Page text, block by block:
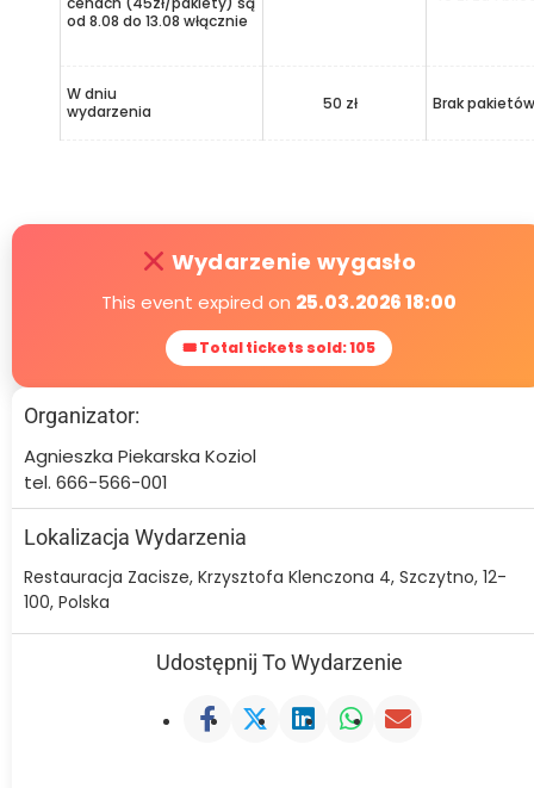
od 8.08 do 13.08 włącznie
W dniu
wydarzenia
50 zł Brak pakietów
Wydarzenie wygasło
This event expired on 25.03.2026 18:00
🎟 Total tickets sold: 105
Organizator:
Agnieszka Piekarska Koziol
tel. 666-566-001
Lokalizacja Wydarzenia
Restauracja Zacisze, Krzysztofa Klenczona 4, Szczytno, 12-
100, Polska
Udostępnij To Wydarzenie